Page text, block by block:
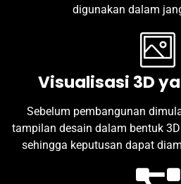
digunakan dalam
Visualisasi 3D
Sebelum pembangunan
tampilan desain dalam bentuk
sehingga keputusan dapat